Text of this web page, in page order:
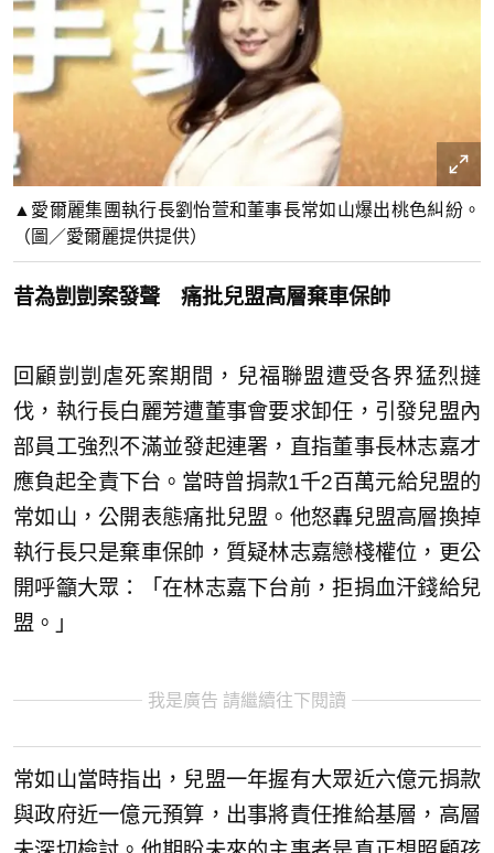
▲愛爾麗集團執行長劉怡萱和董事長常如山爆出桃色糾紛。
（圖／愛爾麗提供提供）
昔為剴剴案發聲 痛批兒盟高層棄車保帥
回顧剴剴虐死案期間，兒福聯盟遭受各界猛烈撻
伐，執行長白麗芳遭董事會要求卸任，引發兒盟內
部員工強烈不滿並發起連署，直指董事長林志嘉才
應負起全責下台。當時曾捐款1千2百萬元給兒盟的
常如山，公開表態痛批兒盟。他怒轟兒盟高層換掉
執行長只是棄車保帥，質疑林志嘉戀棧權位，更公
開呼籲大眾：「在林志嘉下台前，拒捐血汗錢給兒
盟。」
我是廣告 請繼續往下閱讀
常如山當時指出，兒盟一年握有大眾近六億元捐款
與政府近一億元預算，出事將責任推給基層，高層